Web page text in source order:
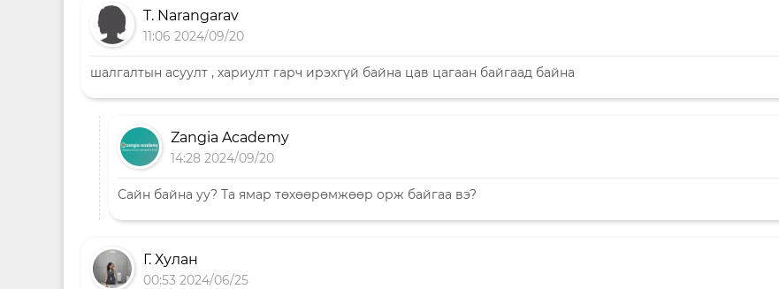
T. Narangarav
11:06 2024/09/20
шалгалтын асуулт , хариулт гарч ирэхгүй байна цав цагаан байгаад байна
Zangia Academy
14:28 2024/09/20
Сайн байна уу? Та ямар төхөөрөмжөөр орж байгаа вэ?
Г. Хулан
00:53 2024/06/25